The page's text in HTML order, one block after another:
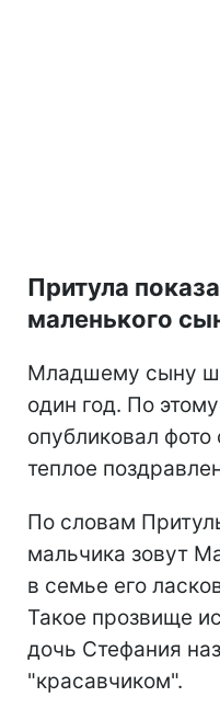
Притула
маленького
Младшему сыну
один год. По
опубликовал
теплое
По словам
мальчика зовут
в семье его
Такое прозвище
дочь Стефания
"красавчиком".